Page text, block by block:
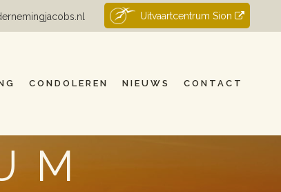
Uitvaartcentrum Sion
CONDOLEREN NIEUWS CONTACT